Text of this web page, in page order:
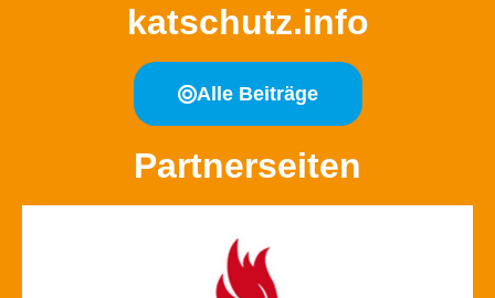
katschutz.info
Alle Beiträge
Partnerseiten